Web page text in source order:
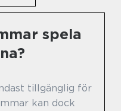
spela
tillgänglig för
kan dock